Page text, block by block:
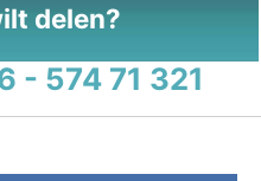
delen?
- 574 71 321